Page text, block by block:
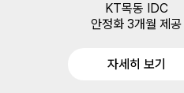
KT목동 IDC
안정화 3개월 제공
자세히 보기